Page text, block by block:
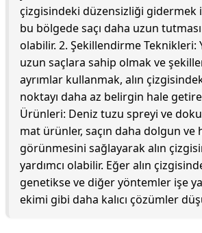
çizgisindeki düzensizliği gidermek
bu bölgede saçı daha uzun
olabilir. 2. Şekillendirme Teknikleri:
uzun saçlara sahip olmak ve
ayrımlar kullanmak, alın
noktayı daha az belirgin hale
Ürünleri: Deniz tuzu spreyi ve
mat ürünler, saçın daha dolgun ve
görünmesini sağlayarak alın
yardımcı olabilir. Eğer alın
genetikse ve diğer yöntemler işe
ekimi gibi daha kalıcı çözümler